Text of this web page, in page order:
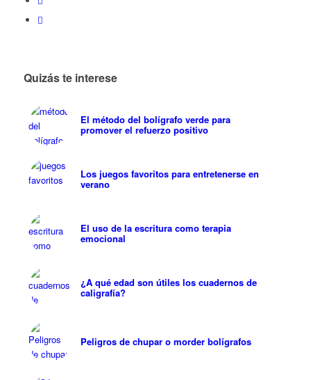
Quizás te interese
El método del bolígrafo verde para
promover el refuerzo positivo
Los juegos favoritos para entretenerse en
verano
El uso de la escritura como terapia
emocional
¿A qué edad son útiles los cuadernos de
caligrafía?
Peligros de chupar o morder bolígrafos